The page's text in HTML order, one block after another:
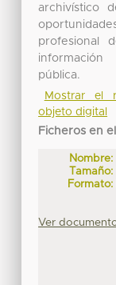
archivístico
profesional
pública.
Mostrar el
objeto digital
Ficheros en
Nombre:
Tamaño:
Formato:
Ver